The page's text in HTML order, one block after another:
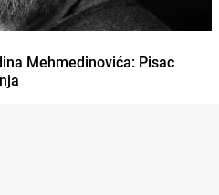
Mehmedinovića: Pisac